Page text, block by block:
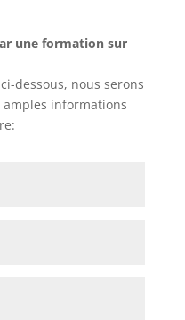
une formation sur
dessous, nous serons
informations